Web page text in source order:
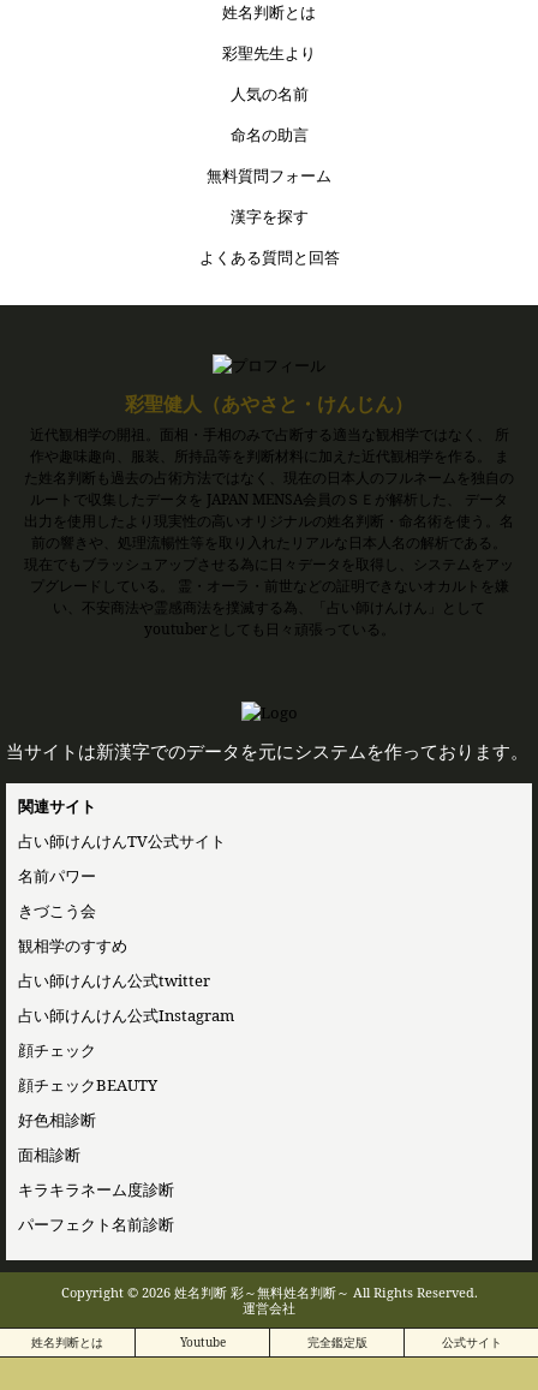
姓名判断とは
彩聖先生より
人気の名前
命名の助言
無料質問フォーム
漢字を探す
よくある質問と回答
彩聖健人（あやさと・けんじん）
近代観相学の開祖。面相・手相のみで占断する適当な観相学ではなく、 所
作や趣味趣向、服装、所持品等を判断材料に加えた近代観相学を作る。 ま
た姓名判断も過去の占術方法ではなく、現在の日本人のフルネームを独自の
ルートで収集したデータを JAPAN MENSA会員のＳＥが解析した、 データ
出力を使用したより現実性の高いオリジナルの姓名判断・命名術を使う。名
前の響きや、処理流暢性等を取り入れたリアルな日本人名の解析である。
現在でもブラッシュアップさせる為に日々データを取得し、システムをアッ
プグレードしている。 霊・オーラ・前世などの証明できないオカルトを嫌
い、不安商法や霊感商法を撲滅する為、「占い師けんけん」として
youtuberとしても日々頑張っている。
当サイトは新漢字でのデータを元にシステムを作っております。
関連サイト
占い師けんけんTV公式サイト
名前パワー
きづこう会
観相学のすすめ
占い師けんけん公式twitter
占い師けんけん公式Instagram
顔チェック
顔チェックBEAUTY
好色相診断
面相診断
キラキラネーム度診断
パーフェクト名前診断
Copyright © 2026 姓名判断 彩～無料姓名判断～ All Rights Reserved.
運営会社
姓名判断とは Youtube 完全鑑定版 公式サイト